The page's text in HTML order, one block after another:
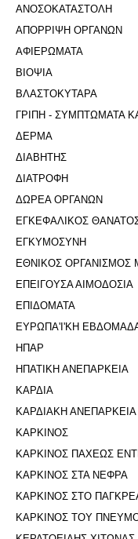
ΑΝΟΣΟΚΑΤΑΣΤΟΛΗ
ΑΠΟΡΡΙΨΗ ΟΡΓΑΝΩΝ
ΑΦΙΕΡΩΜΑΤΑ
ΒΙΟΨΙΑ
ΒΛΑΣΤΟΚΥΤΑΡΑ
ΓΡΙΠΗ - ΣΥΜΠΤΩΜΑΤΑ
ΔΕΡΜΑ
ΔΙΑΒΗΤΗΣ
ΔΙΑΤΡΟΦΗ
ΔΩΡΕΑ ΟΡΓΑΝΩΝ
ΕΓΚΕΦΑΛΙΚΟΣ
ΕΓΚΥΜΟΣΥΝΗ
ΕΘΝΙΚΟΣ
ΕΠΕΙΓΟΥΣΑ ΑΙΜΟΔΟΣΙΑ
ΕΠΙΔΟΜΑΤΑ
ΕΥΡΩΠΑ'Ι'ΚΗ
ΗΠΑΡ
ΗΠΑΤΙΚΗ ΑΝΕΠΑΡΚΕΙΑ
ΚΑΡΔΙΑ
ΚΑΡΔΙΑΚΗ ΑΝΕΠΑΡΚΕΙΑ
ΚΑΡΚΙΝΟΣ
ΚΑΡΚΙΝΟΣ ΠΑΧΕΩΣ
ΚΑΡΚΙΝΟΣ ΣΤΑ ΝΕΦΡΑ
ΚΑΡΚΙΝΟΣ ΣΤΟ
ΚΑΡΚΙΝΟΣ ΤΟΥ